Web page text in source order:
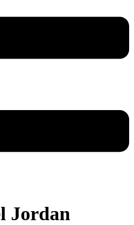
Jordan